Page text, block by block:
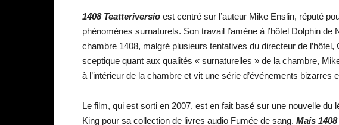
1408 Teatteriversio est centré sur l’auteur Mike Enslin, réputé
phénomènes surnaturels. Son travail l’amène à l’hôtel Dolphin
chambre 1408, malgré plusieurs tentatives du directeur de l’hôtel,
sceptique quant aux qualités « surnaturelles » de la chambre,
à l’intérieur de la chambre et vit une série d’événements bizarres
Le film, qui est sorti en 2007, est en fait basé sur une nouvelle du
King pour sa collection de livres audio Fumée de sang. Mais